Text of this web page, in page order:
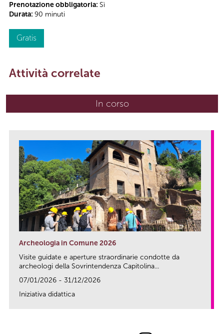
Prenotazione obbligatoria: Sì
Durata: 90 minuti
Gratis
Attività correlate
In corso(scheda attiva)
Archeologia in Comune 2026
Visite guidate e aperture straordinarie condotte da
archeologi della Sovrintendenza Capitolina...
07/01/2026 - 31/12/2026
Iniziativa didattica